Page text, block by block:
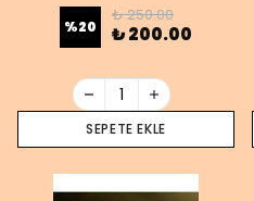
%20
₺ 250.00
₺ 200.00
SEPETE EKLE